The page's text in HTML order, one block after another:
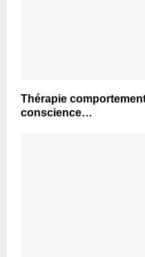
Thérapie
conscience…